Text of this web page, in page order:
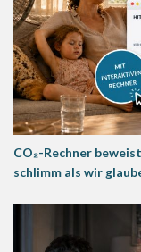
CO₂-Rechner
schlimm als wir